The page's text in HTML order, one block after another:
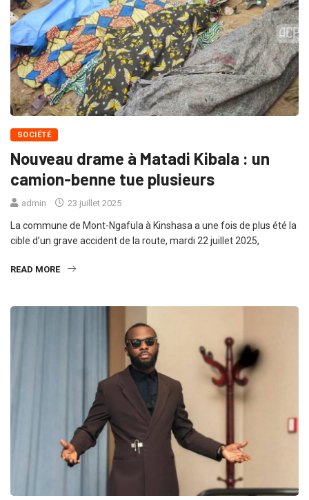
SOCIÉTÉ
Nouveau drame à Matadi Kibala : un
camion-benne tue plusieurs
admin 23 juillet 2025
La commune de Mont-Ngafula à Kinshasa a une fois de plus été la
cible d’un grave accident de la route, mardi 22 juillet 2025,
READ MORE